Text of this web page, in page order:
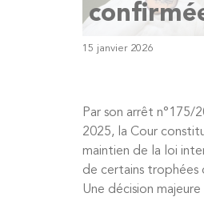
15 janvier 2026
Par son arrêt n°175/
2025, la Cour
maintien de la loi
de certains trophées
Une décision